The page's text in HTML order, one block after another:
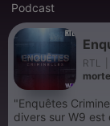
Podcast
RTL
"Enquêtes
divers sur W9 est